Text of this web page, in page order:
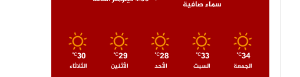
سماء صافية
34
℃
الجمعة
33
℃
السبت
28
℃
الأحد
29
℃
الأثنين
30
℃
الثلاثاء